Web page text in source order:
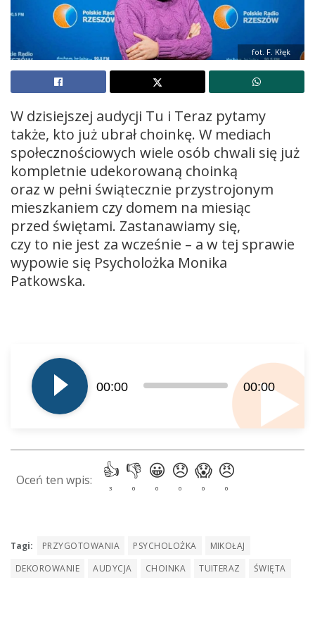
fot. F. Kłęk
W dzisiejszej audycji Tu i Teraz pytamy
także, kto już ubrał choinkę. W mediach
społecznościowych wiele osób chwali się już
kompletnie udekorowaną choinką
oraz w pełni świątecznie przystrojonym
mieszkaniem czy domem na miesiąc
przed świętami. Zastanawiamy się,
czy to nie jest za wcześnie – a w tej sprawie
wypowie się Psycholożka Monika
Patkowska.
plików
dźwiękowych
00:00 00:00
Tagi: PRZYGOTOWANIA PSYCHOLOŻKA
MIKOŁAJ
DEKOROWANIE
AUDYCJA CHOINKA TUITERAZ ŚWIĘTA